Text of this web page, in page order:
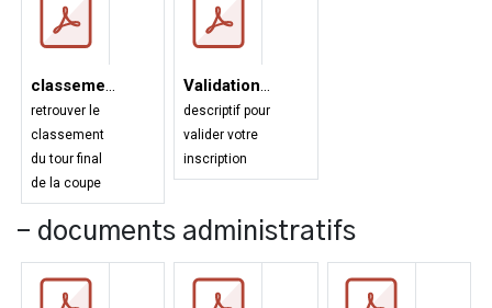
classement du tour final de la coupe
retrouver le
classement
du tour final
de la coupe
Validation inscription
descriptif pour
valider votre
inscription
- documents administratifs